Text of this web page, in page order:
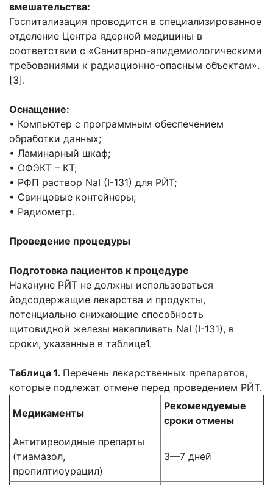
вмешательства:
Госпитализация проводится в специализированное
отделение Центра ядерной медицины в
соответствии с «Санитарно-эпидемиологическими
требованиями к радиационно-опасным объектам».
[3].
Оснащение:
• Компьютер с программным обеспечением
обработки данных;
• Ламинарный шкаф;
• ОФЭКТ – КТ;
• РФП раствор NaI (I-131) для РЙТ;
• Свинцовые контейнеры;
• Радиометр.
Проведение процедуры
Подготовка пациентов к процедуре
Накануне РЙТ не должны использоваться
йодсодержащие лекарства и продукты,
потенциально снижающие способность
щитовидной железы накапливать NaI (I-131), в
сроки, указанные в таблице1.
Таблица 1. Перечень лекарственных препаратов,
которые подлежат отмене перед проведением РЙТ.
Медикаменты
Рекомендуемые
сроки отмены
Антитиреоидные препарты
(тиамазол,
пропилтиоурацил)
3—7 дней